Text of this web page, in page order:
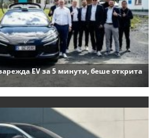
EV за 5 минути, беше открита